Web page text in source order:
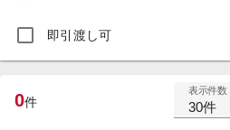
即引渡し可
0件
表示件数
30件